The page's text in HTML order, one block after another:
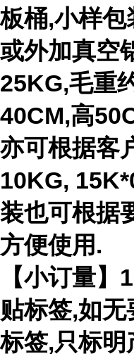
板桶,小样包
或外加真空
25KG,毛重
40CM,高
亦可根据客
10KG,
装也可根据
方便使用.
【小订量
贴标签,如
标签,只标明